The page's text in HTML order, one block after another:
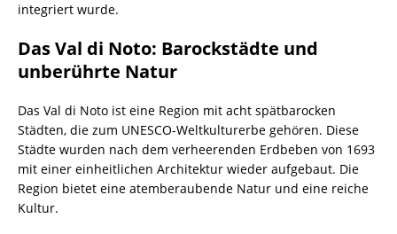
integriert wurde.
Das Val di Noto: Barockstädte und
unberührte Natur
Das Val di Noto ist eine Region mit acht spätbarocken
Städten, die zum UNESCO-Weltkulturerbe gehören. Diese
Städte wurden nach dem verheerenden Erdbeben von 1693
mit einer einheitlichen Architektur wieder aufgebaut. Die
Region bietet eine atemberaubende Natur und eine reiche
Kultur.